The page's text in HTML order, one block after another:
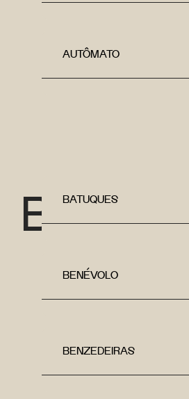
AUTÔMATO
B BATUQUES
BENÉVOLO
BENZEDEIRAS